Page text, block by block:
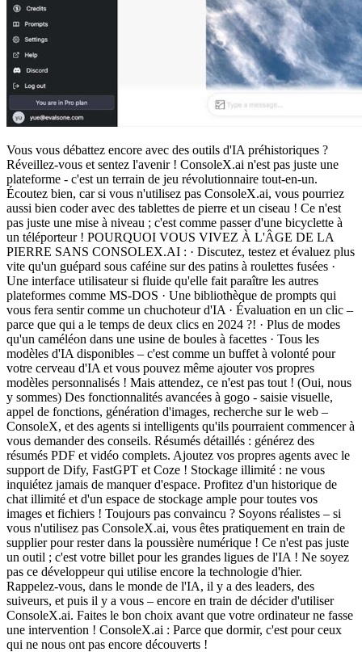
Vous vous débattez encore avec des outils d'IA préhistoriques ?
Réveillez-vous et sentez l'avenir ! ConsoleX.ai n'est pas juste une
plateforme - c'est un terrain de jeu révolutionnaire tout-en-un.
Écoutez bien, car si vous n'utilisez pas ConsoleX.ai, vous pourriez
aussi bien coder avec des tablettes de pierre et un ciseau ! Ce n'est
pas juste une mise à niveau ; c'est comme passer d'une bicyclette à
un téléporteur ! POURQUOI VOUS VIVEZ À L'ÂGE DE LA
PIERRE SANS CONSOLEX.AI : · Discutez, testez et évaluez plus
vite qu'un guépard sous caféine sur des patins à roulettes fusées ·
Une interface utilisateur si fluide qu'elle fait paraître les autres
plateformes comme MS-DOS · Une bibliothèque de prompts qui
vous fera sentir comme un chuchoteur d'IA · Évaluation en un clic –
parce que qui a le temps de deux clics en 2024 ?! · Plus de modes
qu'un caméléon dans une usine de boules à facettes · Tous les
modèles d'IA disponibles – c'est comme un buffet à volonté pour
votre cerveau d'IA et vous pouvez même ajouter vos propres
modèles personnalisés ! Mais attendez, ce n'est pas tout ! (Oui, nous
y sommes) Des fonctionnalités avancées à gogo - saisie visuelle,
appel de fonctions, génération d'images, recherche sur le web –
ConsoleX, et des agents si intelligents qu'ils pourraient commencer à
vous demander des conseils. Résumés détaillés : générez des
résumés PDF et vidéo complets. Ajoutez vos propres agents avec le
support de Dify, FastGPT et Coze ! Stockage illimité : ne vous
inquiétez jamais de manquer d'espace. Profitez d'un historique de
chat illimité et d'un espace de stockage ample pour toutes vos
images et fichiers ! Toujours pas convaincu ? Soyons réalistes – si
vous n'utilisez pas ConsoleX.ai, vous êtes pratiquement en train de
supplier pour rester dans la poussière numérique ! Ce n'est pas juste
un outil ; c'est votre billet pour les grandes ligues de l'IA ! Ne soyez
pas ce développeur qui utilise encore la technologie d'hier.
Rappelez-vous, dans le monde de l'IA, il y a des leaders, des
suiveurs, et puis il y a vous – encore en train de décider d'utiliser
ConsoleX.ai. Faites le bon choix avant que votre ordinateur ne fasse
une intervention ! ConsoleX.ai : Parce que dormir, c'est pour ceux
qui ne nous ont pas encore découverts !